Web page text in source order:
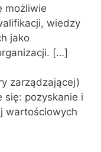
możliwie
wiedzy
jako
[…]
zarządzającej)
się: pozyskanie i
wartościowych